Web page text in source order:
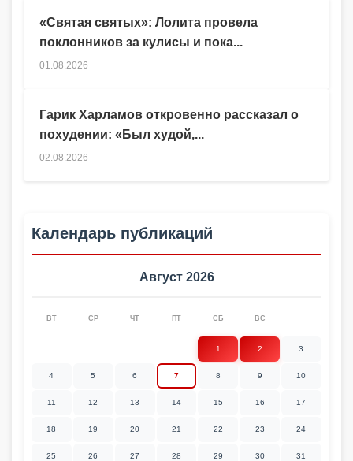
Гарик Харламов откровенно рассказал о
похудении: «Был худой,...
02.08.2026
«Святая святых»: Лолита провела
поклонников за кулисы и пока...
01.08.2026
Календарь публикаций
Август 2026
ВТ СР ЧТ ПТ СБ ВС
1 2 3
4 5 6 7 8 9 10
11 12 13 14 15 16 17
18 19 20 21 22 23 24
25 26 27 28 29 30 31